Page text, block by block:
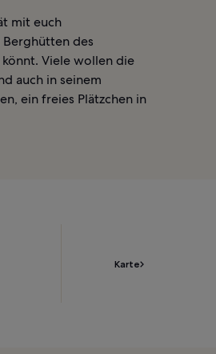
mit euch
Berghütten des
könnt. Viele wollen die
auch in seinem
ein freies Plätzchen in
Karte